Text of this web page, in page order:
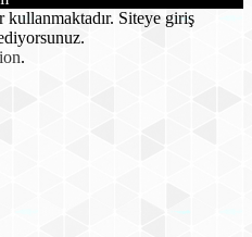
Siteye giriş
.